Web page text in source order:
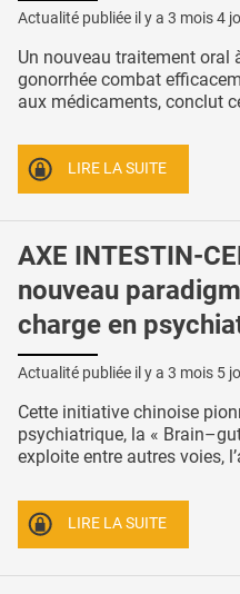
Actualité publiée il y a 3 mois 4
Un nouveau traitement oral
gonorrhée combat
aux médicaments, conclut
LIRE LA SUITE
AXE INTESTIN-
nouveau
charge en
Actualité publiée il y a 3 mois 5
Cette initiative chinoise
psychiatrique, la «
exploite entre autres voies,
LIRE LA SUITE